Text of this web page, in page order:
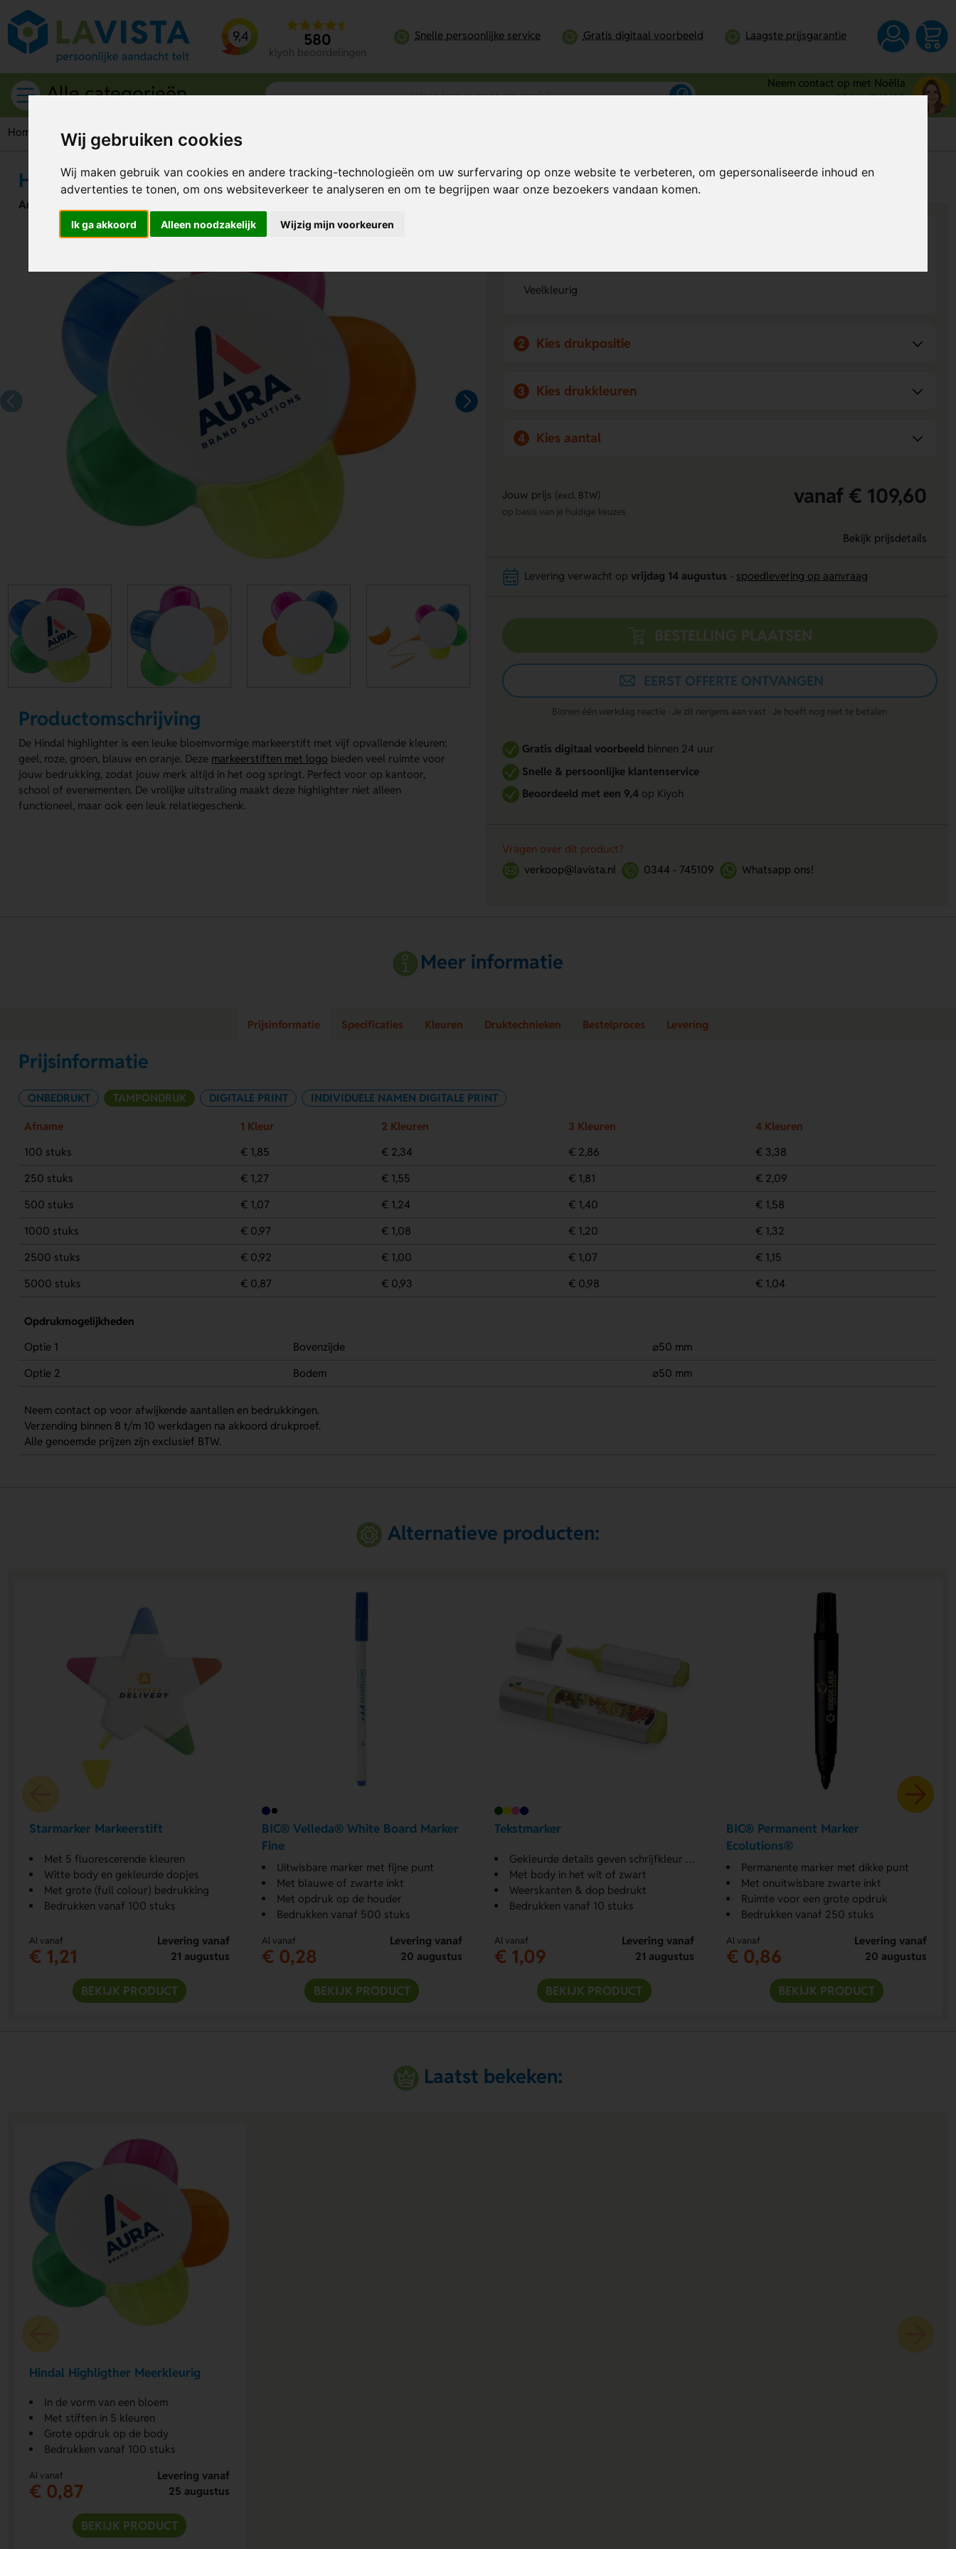
Wij gebruiken cookies
Wij maken gebruik van cookies en andere tracking-technologieën om uw surfervaring op onze website te verbeteren, om gepersonaliseerde inhoud en
advertenties te tonen, om ons websiteverkeer te analyseren en om te begrijpen waar onze bezoekers vandaan komen.
Ik ga akkoord Alleen noodzakelijk Wijzig mijn voorkeuren
9,4 580
kiyoh beoordelingen
Snelle persoonlijke service Gratis digitaal voorbeeld Laagste prijsgarantie
Alle categorieën
Neem contact op met Noëlla
0344 - 745109
Home Schrijfwaren Markeerstiften Hindal Highligther Meerkleurig
Hindal Highligther Meerkleurig
Artikelnummer:
Productomschrijving
De Hindal highlighter is een leuke bloemvormige markeerstift met vijf opvallende kleuren:
geel, roze, groen, blauw en oranje. Deze markeerstiften met logo bieden veel ruimte voor
jouw bedrukking, zodat jouw merk altijd in het oog springt. Perfect voor op kantoor,
school of evenementen. De vrolijke uitstraling maakt deze highlighter niet alleen
functioneel, maar ook een leuk relatiegeschenk.
Bereken mijn prijs Al vanaf€ 0,87 per stuk (excl. BTW)
Veelkleurig
2 Kies drukpositie
3 Kies drukkleuren
4 Kies aantal
Jouw prijs (excl. BTW) vanaf € 109,60
op basis van je huidige keuzes
Bekijk prijsdetails
Levering verwacht opvrijdag 14 augustus spoedlevering op aanvraag
BESTELLING PLAATSEN
EERST OFFERTE ONTVANGEN
Binnen één werkdag reactie · Je zit nergens aan vast · Je hoeft nog niet te betalen
Gratis digitaal voorbeeldbinnen 24 uur
Snelle & persoonlijke klantenservice
Beoordeeld met een 9,4op Kiyoh
Vragen over dit product?
verkoop@lavista.nl
0344 - 745109 Whatsapp ons!
Meer informatie
Prijsinformatie Specificaties Kleuren Druktechnieken Bestelproces Levering
Prijsinformatie
ONBEDRUKT TAMPONDRUK DIGITALE PRINT INDIVIDUELE NAMEN DIGITALE PRINT
Afname 1 Kleur 2 Kleuren 3 Kleuren
4 Kleuren
100 stuks
€ 1,85 € 2,34 € 2,86
€ 3,38
250 stuks
€ 1,27 € 1,55 € 1,81
€ 2,09
500 stuks
€ 1,07 € 1,24 € 1,40
€ 1,58
1000 stuks
€ 0,97 € 1,08 € 1,20
€ 1,32
2500 stuks
€ 0,92 € 1,00 € 1,07
€ 1,15
5000 stuks
€ 0,87 € 0,93 € 0,98 € 1,04
Opdrukmogelijkheden
Optie 1
Bovenzijde
⌀50 mm
Optie 2
Bodem ⌀50 mm
Neem contact op voor afwijkende aantallen en bedrukkingen.
Verzending binnen 8 t/m 10 werkdagen na akkoord drukproef.
Alle genoemde prijzen zijn exclusief BTW.
Alternatieve producten:
Starmarker Markeerstift
Met 5 fluorescerende kleuren
Witte body en gekleurde dopjes
Met grote (full colour) bedrukking
Bedrukken vanaf 100 stuks
Al vanaf
€ 1,21
Levering vanaf
21 augustus
BEKIJK PRODUCT
BIC® Velleda® White Board Marker
Fine
Uitwisbare marker met fijne punt
Met blauwe of zwarte inkt
Met opdruk op de houder
Bedrukken vanaf 500 stuks
Al vanaf
€ 0,28
Levering vanaf
20 augustus
BEKIJK PRODUCT
Tekstmarker
Gekleurde details geven schrijfkleur aan
Met body in het wit of zwart
Weerskanten & dop bedrukt
Bedrukken vanaf 10 stuks
Al vanaf
€ 1,09
Levering vanaf
21 augustus
BEKIJK PRODUCT
BIC® Permanent Marker
Ecolutions®
Permanente marker met dikke punt
Met onuitwisbare zwarte inkt
Ruimte voor een grote opdruk
Bedrukken vanaf 250 stuks
Al vanaf
€ 0,86
Levering vanaf
20 augustus
BEKIJK PRODUCT
Laatst bekeken:
Hindal Highligther Meerkleurig
In de vorm van een bloem
Met stiften in 5 kleuren
Grote opdruk op de body
Bedrukken vanaf 100 stuks
Al vanaf
€ 0,87
Levering vanaf
25 augustus
BEKIJK PRODUCT